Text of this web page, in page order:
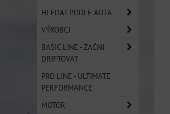
HLEDAT PODLE AUTA
VÝROBCI
BASIC LINE - ZAČNI
DRIFTOVAT
PRO LINE - ULTIMATE
PERFORMANCE
MOTOR